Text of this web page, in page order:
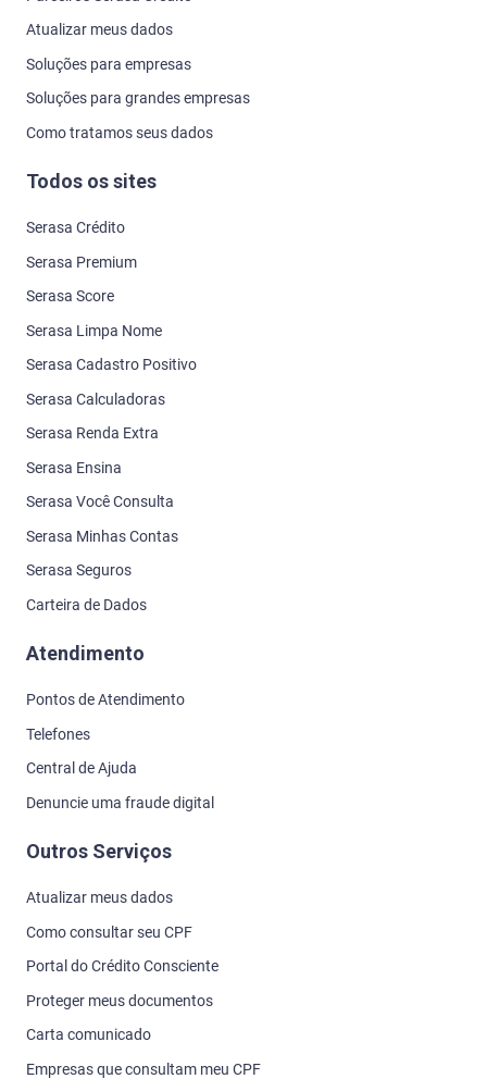
Atualizar meus dados
Soluções para empresas
Soluções para grandes empresas
Como tratamos seus dados
Todos os sites
Serasa Crédito
Serasa Premium
Serasa Score
Serasa Limpa Nome
Serasa Cadastro Positivo
Serasa Calculadoras
Serasa Renda Extra
Serasa Ensina
Serasa Você Consulta
Serasa Minhas Contas
Serasa Seguros
Carteira de Dados
Atendimento
Pontos de Atendimento
Telefones
Central de Ajuda
Denuncie uma fraude digital
Outros Serviços
Atualizar meus dados
Como consultar seu CPF
Portal do Crédito Consciente
Proteger meus documentos
Carta comunicado
Empresas que consultam meu CPF